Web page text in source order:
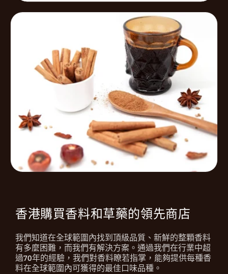
香港購買香料和草藥的領先商店
我們知道在全球範圍內找到頂級品質、新鮮的整顆香料
有多麼困難，而我們有解決方案。通過我們在行業中超
過70年的經驗，我們對香料瞭若指掌，能夠提供每種香
料在全球範圍內可獲得的最佳口味品種。